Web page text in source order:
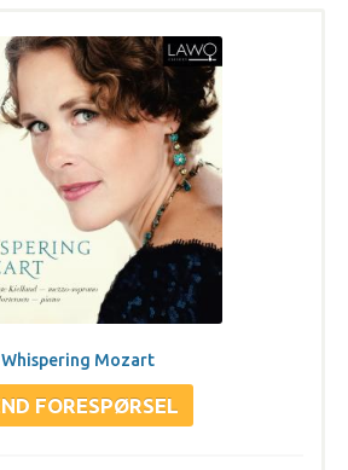
Whispering Mozart